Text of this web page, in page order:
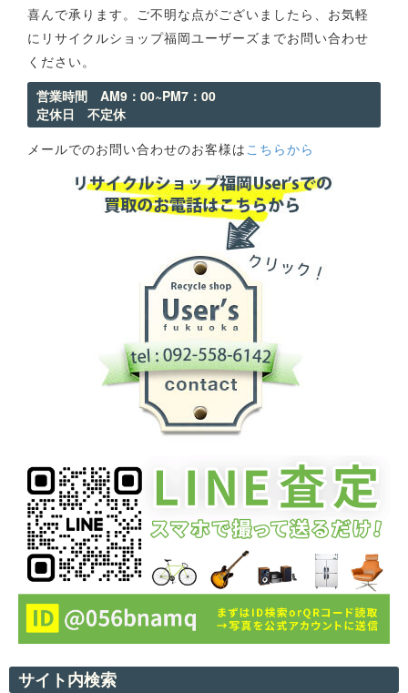
喜んで承ります。ご不明な点がございましたら、お気軽
にリサイクルショップ福岡ユーザーズまでお問い合わせ
ください。
営業時間 AM9：00~PM7：00
定休日 不定休
メールでのお問い合わせのお客様は こちらから
サイト内検索